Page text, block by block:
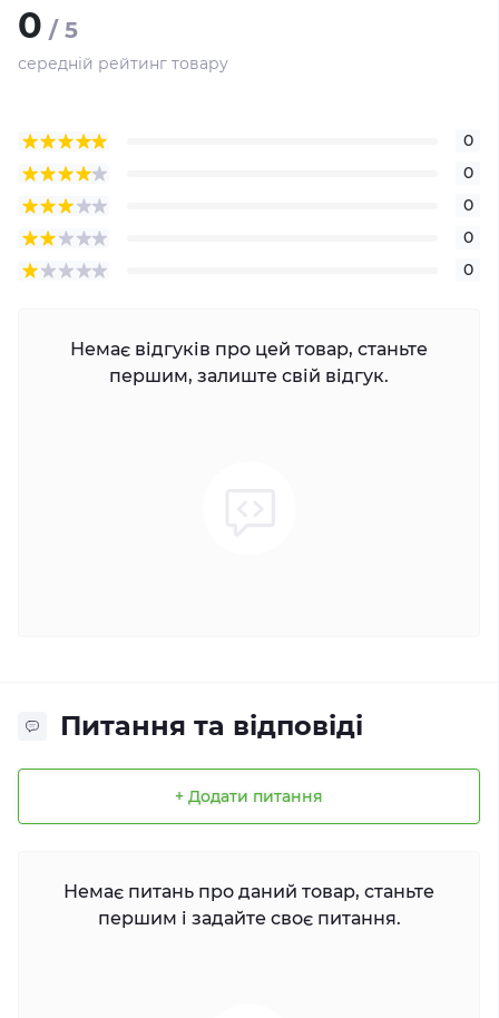
0 / 5
середній рейтинг товару
0
0
0
0
0
Немає відгуків про цей товар, станьте
першим, залиште свій відгук.
Питання та відповіді
+ Додати питання
Немає питань про даний товар, станьте
першим і задайте своє питання.